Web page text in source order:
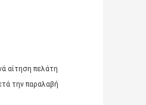
αίτηση πελάτη
την παραλαβή